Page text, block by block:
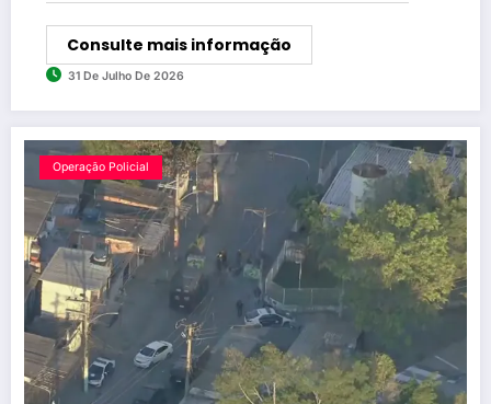
Consulte mais informação
31 De Julho De 2026
Operação Policial